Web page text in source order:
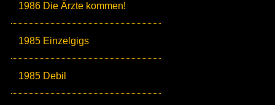
1986 Die Ärzte kommen!
1985 Einzelgigs
1985 Debil